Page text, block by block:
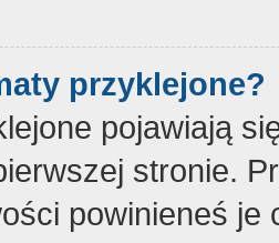
przyklejone?
pojawiają
stronie.
powinieneś je